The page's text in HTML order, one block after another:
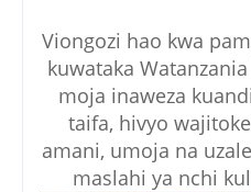
Viongozi hao kwa
kuwataka
moja inaweza
taifa, hivyo
amani, umoja na
maslahi ya nchi